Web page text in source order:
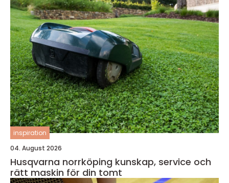
inspiration
04. August 2026
Husqvarna norrköping kunskap, service och
rätt maskin för din tomt